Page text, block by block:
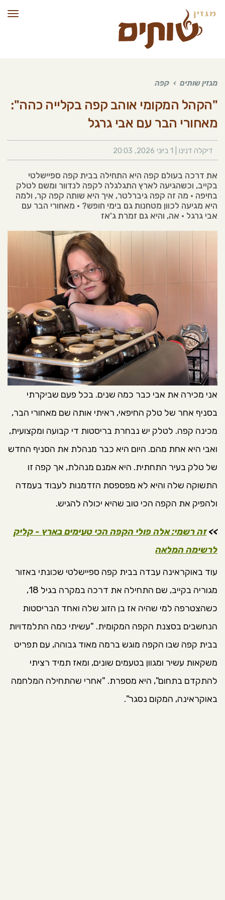
מגזין שותים › קפה
"הקהל המקומי אוהב קפה בקלייה כהה":
מאחורי הבר עם אבי גרגל
דיקלה דנינו 1 ביוני 2026 ,
20:03
את דרכה בעולם קפה היא התחילה בבית קפה ספיישלטי
בקייב, וכשהגיעה לארץ התגלגלה לקפה לנדוור ומשם לטלק
בחיפה • מה זה קפה גיברלטר, איך היא שותה קפה קר, ולמה
היא מגיעה לכוון מטחנות גם בימי חופש? • מאחורי הבר עם
אבי גרגל • אה, והיא גם זמרת ג'אז
אני מכירה את אבי כבר כמה שנים. בכל פעם שביקרתי
בסניף אחר של טלק החיפאי, ראיתי אותה שם מאחורי הבר,
מכינה קפה. לטלק יש נבחרת בריסטות די קבועה ומקצועית,
ואבי היא אחת מהם. היום היא כבר מנהלת את הסניף החדש
של טלק בעיר התחתית. היא אמנם מנהלת, אך קפה זו
התשוקה שלה והיא לא מפספסת הזדמנות לעבוד בעמדה
ולהפיק את הקפה הכי טוב שהיא יכולה להגיש.
>>זה רשמי: אלה פולי הקפה הכי טעימים בארץ - קליק
לרשימה המלאה
עוד באוקראינה עבדה בבית קפה ספיישלטי שכונתי באזור
מגוריה בקייב, שם התחילה את דרכה במקרה בגיל 18,
כשהצטרפה למי שהיה אז בן הזוג שלה ואחד הבריסטות
הנחשבים בסצנת הקפה המקומית. "עשיתי כמה התלמדויות
בבית קפה שבו הקפה מוגש ברמה מאוד גבוהה, עם תפריט
משקאות עשיר ומגוון בטעמים שונים, ומאז תמיד רציתי
להתקדם בתחום", היא מספרת. "אחרי שהתחילה המלחמה
באוקראינה, המקום נסגר".